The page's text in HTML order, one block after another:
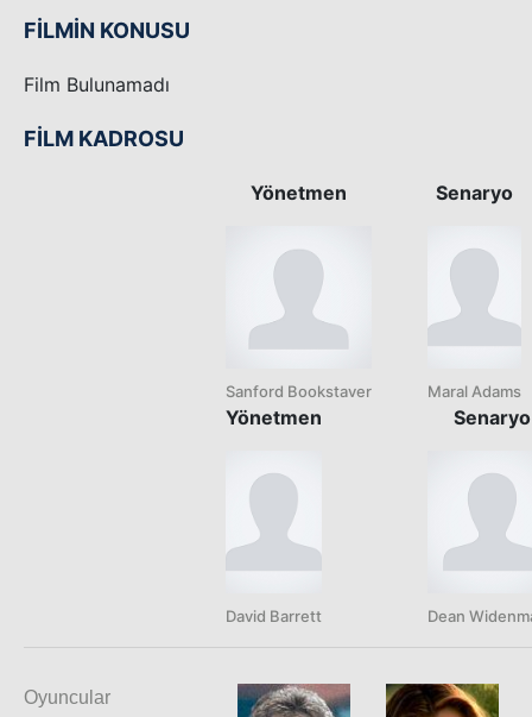
FİLMİN KONUSU
Film Bulunamadı
FİLM KADROSU
Yönetmen
Sanford Bookstaver
Yönetmen
David Barrett
Senaryo
Maral Adams
Senaryo
Dean
Oyuncular